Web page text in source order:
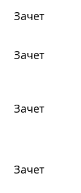
Зачет
Зачет
Зачет
Зачет